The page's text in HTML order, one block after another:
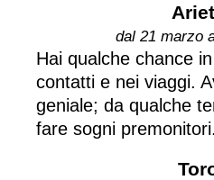
dal 21 marzo
Hai qualche chance
contatti e nei viaggi.
geniale; da qualche
fare sogni premonitori.